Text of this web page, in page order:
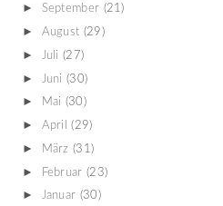
► September (21)
► August (29)
► Juli (27)
► Juni (30)
► Mai (30)
► April (29)
► März (31)
► Februar (23)
► Januar (30)